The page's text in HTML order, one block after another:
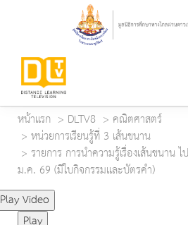
หน้าแรก DLTV8
คณิตศาสตร์
หน่วยการเรียนรู้ที่ 3 เส้นขนาน
รายการ การนำความรู้เรื่องเส้นขนาน
ม.ค. 69 (มีใบกิจกรรมและบัตรคำ)
Play Video